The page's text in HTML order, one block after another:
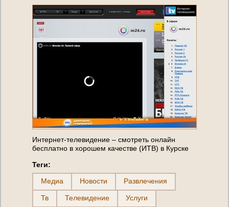
Интернет-телевидение – cмотреть онлайн
бесплатно в хорошем качестве (ИТВ) в Курске
Теги:
Медиа
Новости Развлечения
Тв Телевидение Услуги